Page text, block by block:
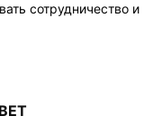
сотрудничество и